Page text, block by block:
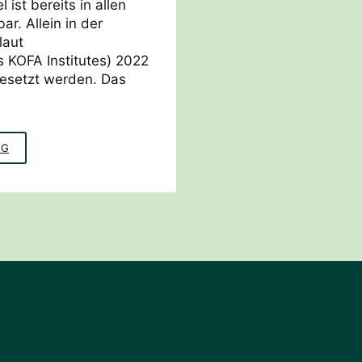
ist bereits in allen
Allein in der
Institutes) 2022
werden. Das
FACHKRÄFTEMANGEL